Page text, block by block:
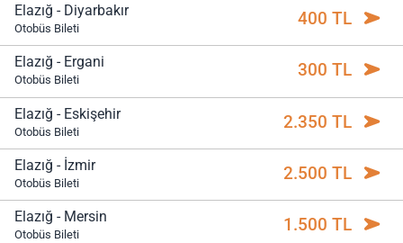
Elazığ - Diyarbakır
Otobüs Bileti 400 TL
Elazığ - Ergani
Otobüs Bileti 300 TL
Elazığ - Eskişehir
Otobüs Bileti 2.350 TL
Elazığ - İzmir
Otobüs Bileti 2.500 TL
Elazığ - Mersin
Otobüs Bileti 1.500 TL